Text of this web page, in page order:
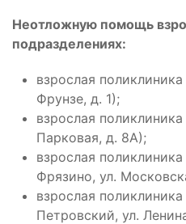
Неотложную помощь
подразделениях:
взрослая
Фрунзе, д. 1);
взрослая
Парковая, д. 8А);
взрослая
Фрязино, ул.
взрослая
Петровский, ул.